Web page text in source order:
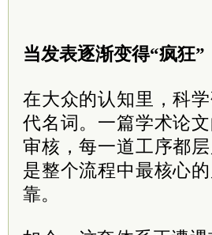
当发表逐渐变得“疯狂”
在大众的认知里，科
代名词。一篇学术论
审核，每一道工序都
是整个流程中最核心
靠。